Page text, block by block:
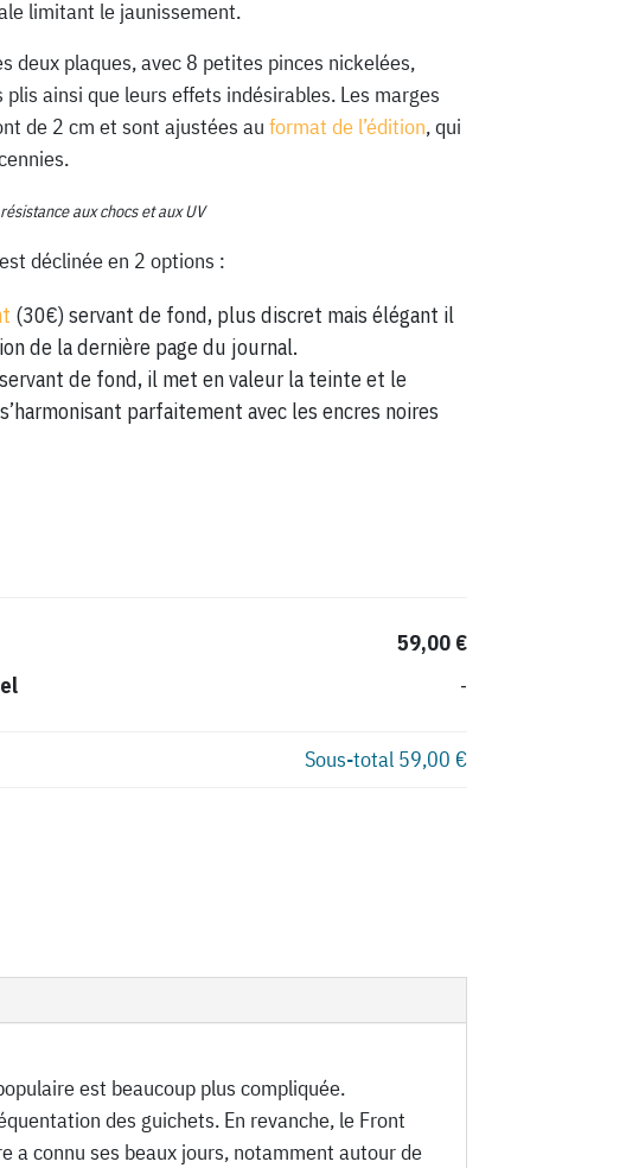
limitant le jaunissement.
deux plaques, avec 8 petites pinces nickelées,
plis ainsi que leurs effets indésirables. Les marges
de 2 cm et sont ajustées au format de l’édition, qui
aux chocs et aux UV
déclinée en 2 options :
(30€) servant de fond, plus discret mais élégant il
de la dernière page du journal.
de fond, il met en valeur la teinte et le
parfaitement avec les encres noires
59,00 €
-
Sous-total 59,00 €
est beaucoup plus compliquée.
des guichets. En revanche, le Front
a connu ses beaux jours, notamment autour de